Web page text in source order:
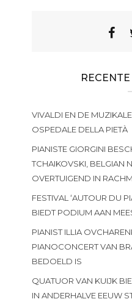
VIVALDI EN DE
OSPEDALE DELLA PIETÀ
PIANISTE GIORGINI
TCHAIKOVSKI, BELGIAN
OVERTUIGEND IN
FESTIVAL ‘AUTOUR DU
BIEDT PODIUM AAN
PIANIST ILLIA
PIANOCONCERT VAN
BEDOELD IS
QUATUOR VAN KUIJK
IN ANDERHALVE EEUW